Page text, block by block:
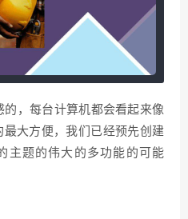
的，每台计算机都会看起来像
大方便，我们已经预先创建
主题的伟大的多功能的可能